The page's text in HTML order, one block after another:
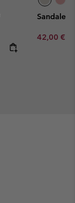
Sandale
Minimum
42,00 €